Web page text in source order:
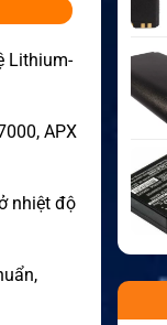
Lithium-
APX
nhiệt độ